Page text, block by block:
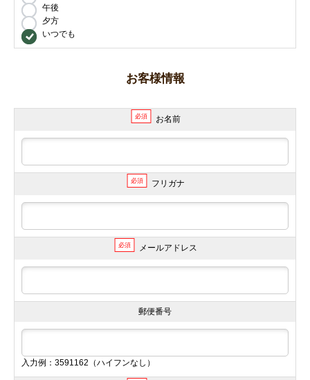
午後
夕方
いつでも
お客様情報
必須 お名前
必須 フリガナ
必須 メールアドレス
郵便番号
入力例：3591162（ハイフンなし）